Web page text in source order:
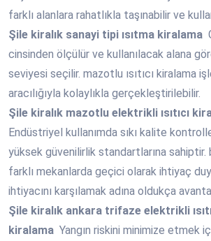
farklı alanlara rahatlıkla taşınabilir ve
Şile kiralık sanayi tipi ısıtma kiralama
cinsinden ölçülür ve kullanılacak alana
seviyesi seçilir. mazotlu ısıtıcı kiralama
aracılığıyla kolaylıkla gerçekleştirilebilir.
Şile kiralık mazotlu elektrikli ısıtıcı
Endüstriyel kullanımda sıkı kalite
yüksek güvenilirlik standartlarına
farklı mekanlarda geçici olarak ihtiyaç
ihtiyacını karşılamak adına oldukça
Şile kiralık ankara trifaze elektrikli
kiralama Yangın riskini minimize etmek